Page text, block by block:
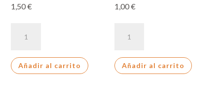
1,50€
BULL
cantidad
Añadir al carrito
1,00€
LEMON
LATA
Añadir al carrito